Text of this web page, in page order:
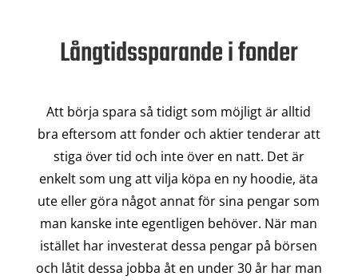
Långtidssparande i fonder
Att börja spara så tidigt som möjligt är alltid
bra eftersom att fonder och aktier tenderar att
stiga över tid och inte över en natt. Det är
enkelt som ung att vilja köpa en ny hoodie, äta
ute eller göra något annat för sina pengar som
man kanske inte egentligen behöver. När man
istället har investerat dessa pengar på börsen
och låtit dessa jobba åt en under 30 år har man